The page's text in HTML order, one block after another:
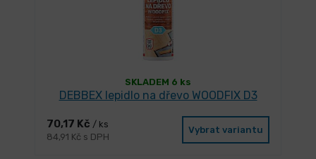
SKLADEM 6 ks
DEBBEX lepidlo na dřevo WOODFIX D3
70,17 Kč / ks
84,91 Kč s DPH
Vybrat variantu